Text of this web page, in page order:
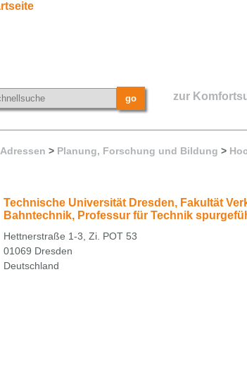
zur
Adressen > Planung, Forschung und Bildung >
Technische Universität Dresden, Fakultät
Bahntechnik, Professur für Technik
Hettnerstraße 1-3, Zi. POT 53
01069 Dresden
Deutschland